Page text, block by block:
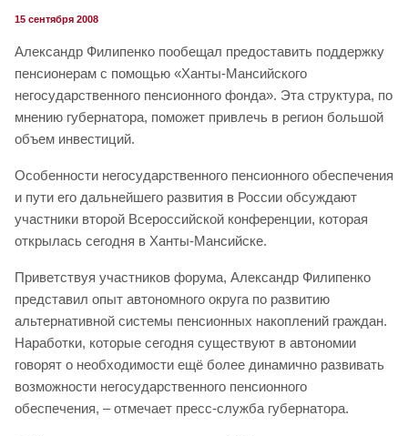
15 сентября 2008
Александр Филипенко пообещал предоставить поддержку
пенсионерам с помощью «Ханты-Мансийского
негосударственного пенсионного фонда». Эта структура, по
мнению губернатора, поможет привлечь в регион большой
объем инвестиций.
Особенности негосударственного пенсионного обеспечения
и пути его дальнейшего развития в России обсуждают
участники второй Всероссийской конференции, которая
открылась сегодня в Ханты-Мансийске.
Приветствуя участников форума, Александр Филипенко
представил опыт автономного округа по развитию
альтернативной системы пенсионных накоплений граждан.
Наработки, которые сегодня существуют в автономии
говорят о необходимости ещё более динамично развивать
возможности негосударственного пенсионного
обеспечения, – отмечает пресс-служба губернатора.